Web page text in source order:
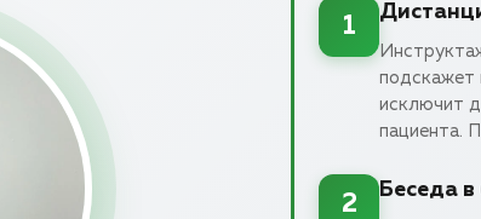
1
подскажет
исключит
пациента.
2
Беседа